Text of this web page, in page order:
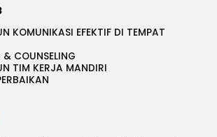
KOMUNIKASI EFEKTIF DI TEMPAT
COUNSELING
TIM KERJA MANDIRI